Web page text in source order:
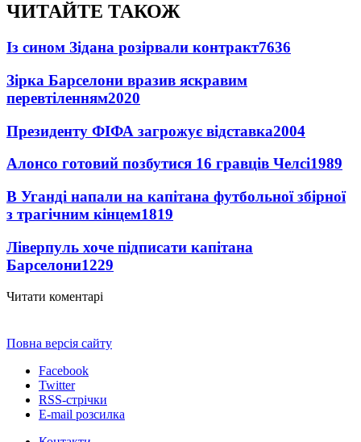
ЧИТАЙТЕ ТАКОЖ
Із сином Зідана розірвали контракт7636
Зірка Барселони вразив яскравим
перевтіленням2020
Президенту ФІФА загрожує відставка2004
Алонсо готовий позбутися 16 гравців Челсі1989
В Уганді напали на капітана футбольної збірної
з трагічним кінцем1819
Ліверпуль хоче підписати капітана
Барселони1229
Читати коментарі
Повна версія сайту
Facebook
Twitter
RSS-стрічки
E-mail розсилка